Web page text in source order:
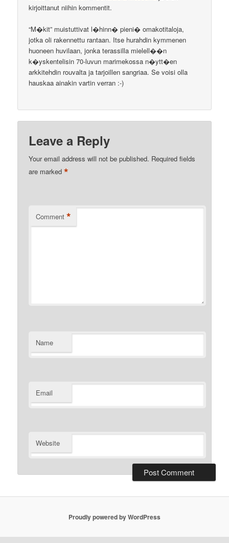
kirjoittanut niihin kommentit.
“M�kit” muistuttivat l�hinn� pieni� omakotitaloja,
jotka oli rakennettu rantaan. Itse hurahdin kymmenen
huoneen huvilaan, jonka terassilla mielell��n
k�yskentelisin 70-luvun marimekossa n�ytt�en
arkkitehdin rouvalta ja tarjoillen sangriaa. Se voisi olla
hauskaa ainakin vartin verran :-)
Leave a Reply
Your email address will not be published. Required fields
are marked*
Comment *
Name
Email
Website
Proudly powered by WordPress